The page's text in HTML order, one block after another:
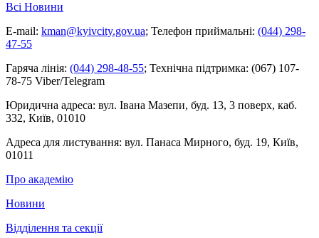
Всі Новини
E-mail: kman@kyivcity.gov.ua; Телефон приймальні: (044) 298-
47-55
Гаряча лінія: (044) 298-48-55; Технічна підтримка: (067) 107-
78-75 Viber/Telegram
Юридична адреса: вул. Івана Мазепи, буд. 13, 3 поверх, каб.
332, Київ, 01010
Адреса для листування: вул. Панаса Мирного, буд. 19, Київ,
01011
Про академію
Новини
Відділення та секції